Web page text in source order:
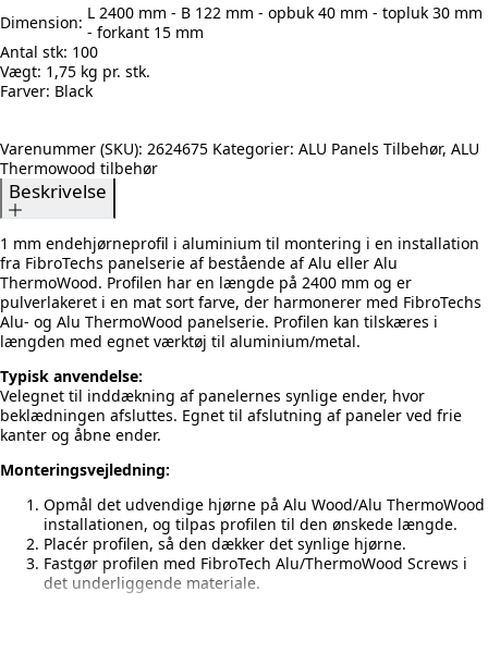
Dimension: L 2400 mm - B 122 mm - opbuk 40 mm - topluk 30 mm
- forkant 15 mm
Antal stk: 100
Vægt: 1,75 kg pr. stk.
Farver: Black
Varenummer (SKU): 2624675 Kategorier: ALU Panels Tilbehør, ALU
Thermowood tilbehør
Beskrivelse
1 mm endehjørneprofil i aluminium til montering i en installation
fra FibroTechs panelserie af bestående af Alu eller Alu
ThermoWood. Profilen har en længde på 2400 mm og er
pulverlakeret i en mat sort farve, der harmonerer med FibroTechs
Alu- og Alu ThermoWood panelserie. Profilen kan tilskæres i
længden med egnet værktøj til aluminium/metal.
Typisk anvendelse:
Velegnet til inddækning af panelernes synlige ender, hvor
beklædningen afsluttes. Egnet til afslutning af paneler ved frie
kanter og åbne ender.
Monteringsvejledning:
Opmål det udvendige hjørne på Alu Wood/Alu ThermoWood
installationen, og tilpas profilen til den ønskede længde.
Placér profilen, så den dækker det synlige hjørne.
Fastgør profilen med FibroTech Alu/ThermoWood Screws i
det underliggende materiale.